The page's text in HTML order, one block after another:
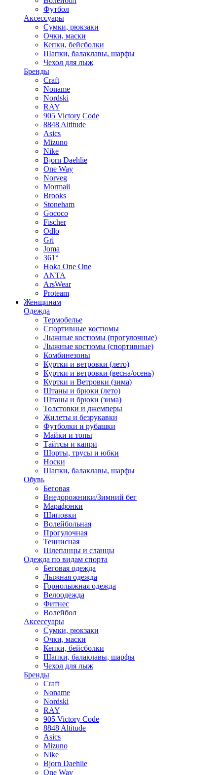
Футбол
Аксессуары
Сумки, рюкзаки
Очки, маски
Кепки, бейсболки
Шапки, балаклавы, шарфы
Чехол для лыж
Бренды
Craft
Noname
Nordski
RAY
905 Victory Code
8848 Altitude
Asics
Mizuno
Nike
Bjorn Daehlie
One Way
Norveg
Mormaii
Brooks
Stoneham
Gococo
Fischer
Odlo
Gri
Joma
361°
Hoka One One
ANTA
ArsWear
Proteam
Женщинам
Одежда
Термобелье
Спортивные костюмы
Лыжные костюмы (прогулочные)
Лыжные костюмы (спортивные)
Комбинезоны
Куртки и ветровки (лето)
Куртки и ветровки (весна/осень)
Куртки и Ветровки (зима)
Штаны и брюки (лето)
Штаны и брюки (зима)
Толстовки и джемперы
Жилеты и безрукавки
Футболки и рубашки
Майки и топы
Тайтсы и капри
Шорты, трусы и юбки
Носки
Шапки, балаклавы, шарфы
Обувь
Беговая
Внедорожники/Зимний бег
Марафонки
Шиповки
Волейбольная
Прогулочная
Теннисная
Шлепанцы и сланцы
Одежда по видам спорта
Беговая одежда
Лыжная одежда
Горнолыжная одежда
Велоодежда
Фитнес
Волейбол
Аксессуары
Сумки, рюкзаки
Очки, маски
Кепки, бейсболки
Шапки, балаклавы, шарфы
Чехол для лыж
Бренды
Craft
Noname
Nordski
RAY
905 Victory Code
8848 Altitude
Asics
Mizuno
Nike
Bjorn Daehlie
One Way